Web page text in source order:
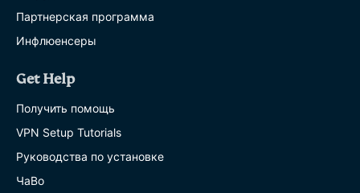
Партнерская программа
Инфлюенсеры
Get Help
Получить помощь
VPN Setup Tutorials
Руководства по установке
ЧаВо